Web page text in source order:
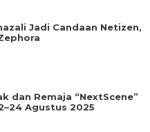
Jadi Candaan Netizen,
dan Remaja “NextScene”
Agustus 2025